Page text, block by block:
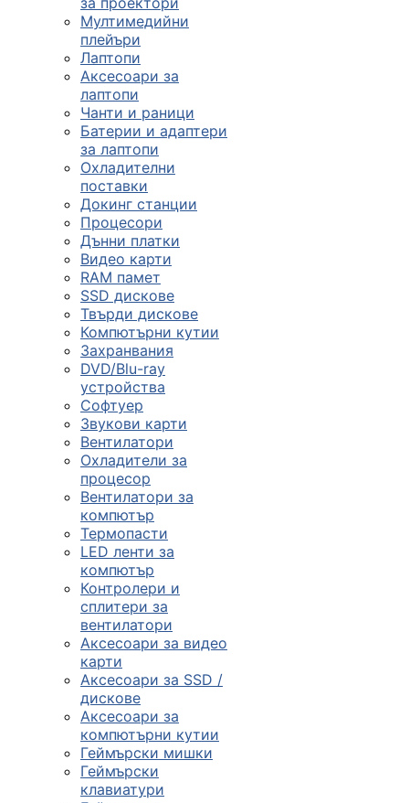
Мултимедийни
плейъри
Лаптопи
Аксесоари за
лаптопи
Чанти и раници
Батерии и адаптери
за лаптопи
Охладителни
поставки
Докинг станции
Процесори
Дънни платки
Видео карти
RAM памет
SSD дискове
Твърди дискове
Компютърни кутии
Захранвания
DVD/Blu-ray
устройства
Софтуер
Звукови карти
Вентилатори
Охладители за
процесор
Вентилатори за
компютър
Термопасти
LED ленти за
компютър
Контролери и
сплитери за
вентилатори
Аксесоари за видео
карти
Аксесоари за SSD /
дискове
Аксесоари за
компютърни кутии
Геймърски мишки
Геймърски
клавиатури